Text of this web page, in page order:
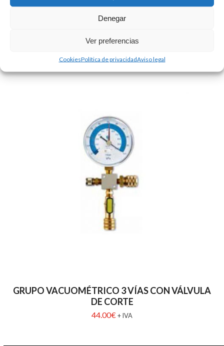
Denegar
Ver preferencias
CookiesPolítica de privacidadAviso legal
450.00€
GRUPO VACUOMÉTRICO 3 VÍAS CON VÁLVULA
DE CORTE
44.00€ + IVA